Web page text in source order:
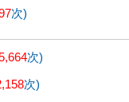
次)
次)
次)